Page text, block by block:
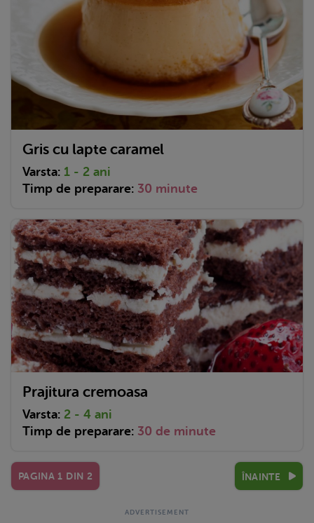
Gris cu lapte caramel
Varsta: 1 - 2 ani
Timp de preparare: 30 minute
Prajitura cremoasa
Varsta: 2 - 4 ani
Timp de preparare: 30 de minute
PAGINA 1 DIN 2 ÎNAINTE